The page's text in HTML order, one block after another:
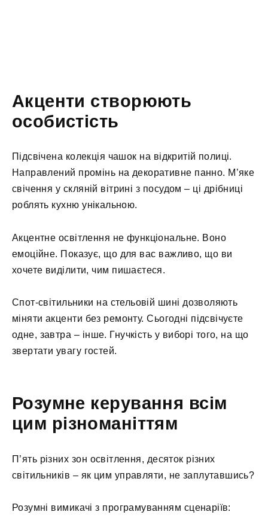
Акценти створюють
особистість
Підсвічена колекція чашок на відкритій полиці.
Направлений промінь на декоративне панно. М’яке
свічення у скляній вітрині з посудом – ці дрібниці
роблять кухню унікальною.
Акцентне освітлення не функціональне. Воно
емоційне. Показує, що для вас важливо, що ви
хочете виділити, чим пишаєтеся.
Спот-світильники на стельовій шині дозволяють
міняти акценти без ремонту. Сьогодні підсвічуєте
одне, завтра – інше. Гнучкість у виборі того, на що
звертати увагу гостей.
Розумне керування всім
цим різноманіттям
П’ять різних зон освітлення, десяток різних
світильників – як цим управляти, не заплутавшись?
Розумні вимикачі з програмуванням сценаріїв: